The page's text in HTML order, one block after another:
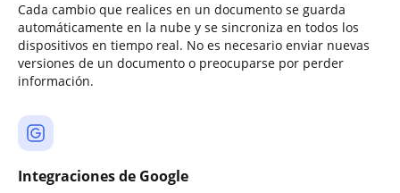
Cada cambio que realices en un documento se guarda
automáticamente en la nube y se sincroniza en todos los
dispositivos en tiempo real. No es necesario enviar nuevas
versiones de un documento o preocuparse por perder
información.
Integraciones de Google